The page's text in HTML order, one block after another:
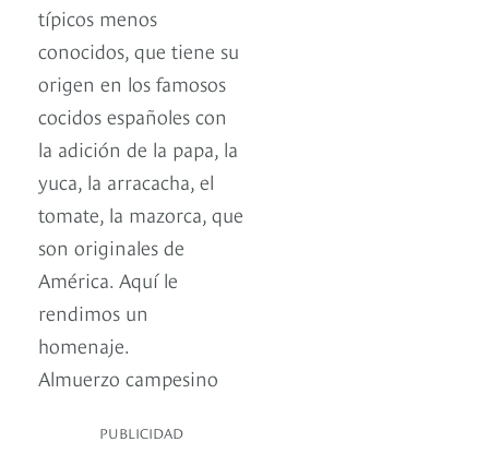
típicos menos
conocidos, que tiene su
origen en los famosos
cocidos españoles con
la adición de la papa, la
yuca, la arracacha, el
tomate, la mazorca, que
son originales de
América. Aquí le
rendimos un
homenaje.
Almuerzo campesino
PUBLICIDAD